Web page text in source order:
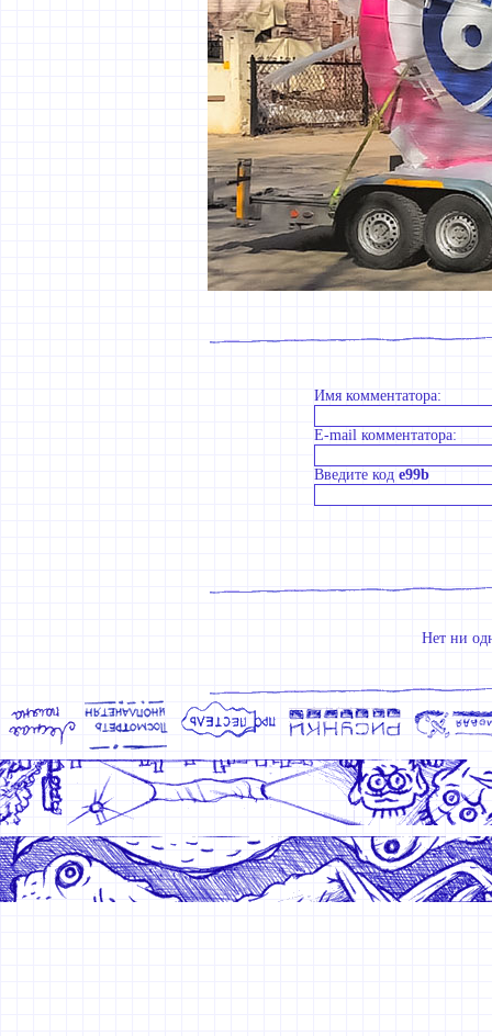
Имя комментатора:
E-mail комментатора:
Введите код e99b
Нет ни